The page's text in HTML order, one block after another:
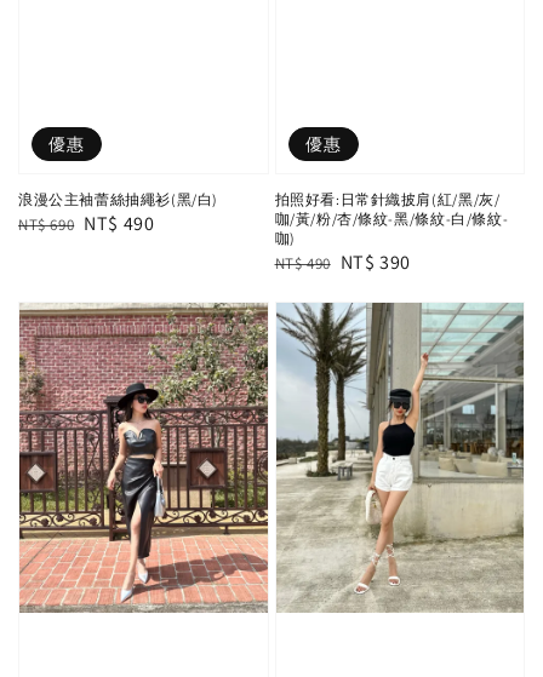
優惠
浪漫公主袖蕾絲抽繩衫(黑/白)
Regular
NT$ 690 Sale
NT$ 490
優惠
拍照好看:日常針織披肩(紅/黑/灰/
咖/黃/粉/杏/條紋-黑/條紋-白/條紋-
咖)
Regular
NT$ 490 Sale
NT$ 390